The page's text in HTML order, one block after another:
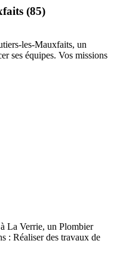
(85)
les-Mauxfaits, un
ses équipes. Vos missions
La Verrie, un Plombier
: Réaliser des travaux de